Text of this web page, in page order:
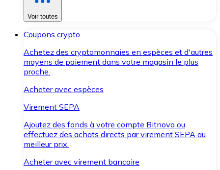
Voir toutes
Coupons crypto
Achetez des cryptomonnaies en espèces et d'autres
moyens de paiement dans votre magasin le plus
proche.
Acheter avec espèces
Virement SEPA
Ajoutez des fonds à votre compte Bitnovo ou
effectuez des achats directs par virement SEPA au
meilleur prix.
Acheter avec virement bancaire